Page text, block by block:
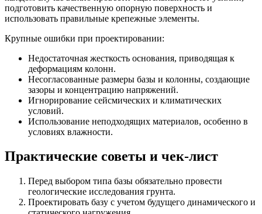
подготовить качественную опорную поверхность и
использовать правильные крепежные элементы.
Крупные ошибки при проектировании:
Недостаточная жесткость основания, приводящая к
деформациям колонн.
Несогласованные размеры базы и колонны, создающие
зазоры и концентрацию напряжений.
Игнорирование сейсмических и климатических
условий.
Использование неподходящих материалов, особенно в
условиях влажности.
Практические советы и чек-лист
Перед выбором типа базы обязательно провести
геологические исследования грунта.
Проектировать базу с учетом будущего динамического и